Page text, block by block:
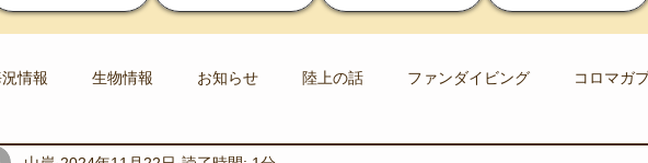
情報 生物情報 お知らせ 陸上の話 ファンダイビング コロマガ